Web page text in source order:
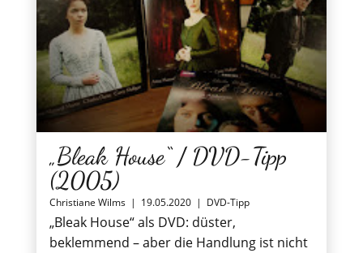
„Bleak House“ / DVD-Tipp
(2005)
Christiane Wilms | 19.05.2020 | DVD-Tipp
„Bleak House“ als DVD: düster,
beklemmend – aber die Handlung ist nicht